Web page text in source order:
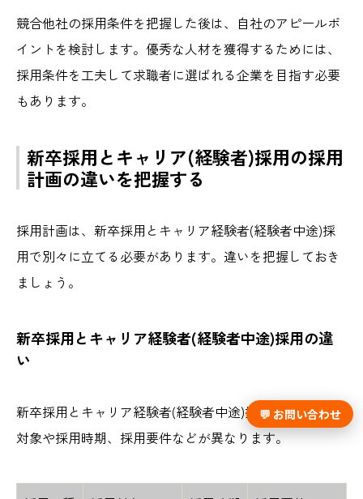
競合他社の採用条件を把握した後は、自社のアピールポ
イントを検討します。優秀な人材を獲得するためには、
採用条件を工夫して求職者に選ばれる企業を目指す必要
もあります。
新卒採用とキャリア(経験者)採用の採用
計画の違いを把握する
採用計画は、新卒採用とキャリア経験者(経験者中途)採
用で別々に立てる必要があります。違いを把握しておき
ましょう。
新卒採用とキャリア経験者(経験者中途)採用の違
い
新卒採用とキャリア経験者(経験者中途)採用では、採用
対象や採用時期、採用要件などが異なります。
💬 お問い合わせ